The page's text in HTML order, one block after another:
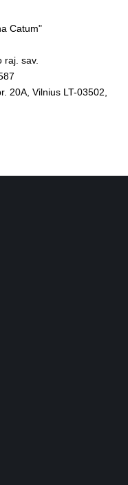
Catum"
raj. sav.
20A, Vilnius LT-03502,